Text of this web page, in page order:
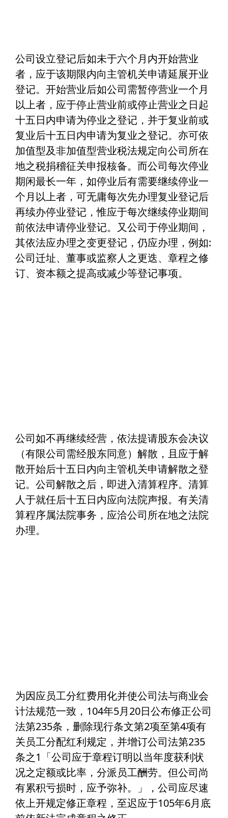
公司设立登记后如未于六个月内开始营业
者，应于该期限内向主管机关申请延展开业
登记。开始营业后如公司需暂停营业一个月
以上者，应于停止营业前或停止营业之日起
十五日内申请为停业之登记，并于复业前或
复业后十五日内申请为复业之登记。亦可依
加值型及非加值型营业税法规定向公司所在
地之税捐稽征关申报核备。而公司每次停业
期闲最长一年，如停业后有需要继续停业一
个月以上者，可无庸每次先办理复业登记后
再续办停业登记，惟应于每次继续停业期间
前依法申请停业登记。又公司于停业期间，
其依法应办理之变更登记，仍应办理，例如:
公司迁址、董事或监察人之更迭、章程之修
订、资本额之提高或减少等登记事项。
公司如不再继续经营，依法提请股东会决议
（有限公司需经股东同意）解散，且应于解
散开始后十五日内向主管机关申请解散之登
记。公司解散之后，即进入清算程序。清算
人于就任后十五日内应向法院声报。有关清
算程序属法院事务，应洽公司所在地之法院
办理。
为因应员工分红费用化并使公司法与商业会
计法规范一致，104年5月20日公布修正公司
法第235条，删除现行条文第2项至第4项有
关员工分配红利规定，并增订公司法第235
条之1「公司应于章程订明以当年度获利状
况之定额或比率，分派员工酬劳。但公司尚
有累积亏损时，应予弥补。」，公司应尽速
依上开规定修正章程，至迟应于105年6月底